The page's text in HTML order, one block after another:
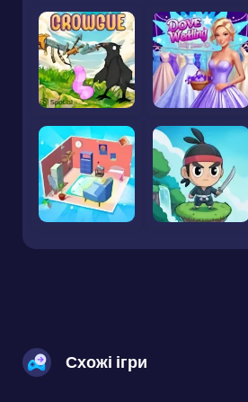
Схожі ігри